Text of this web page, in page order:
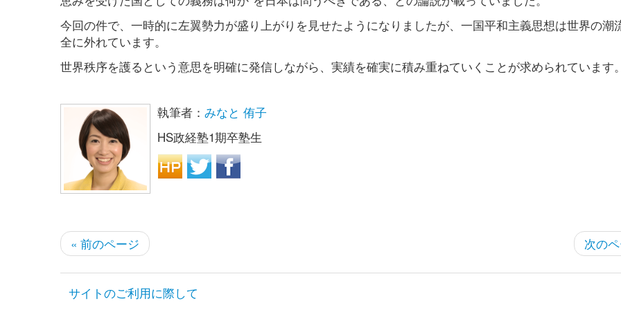
今回の件で、一時的に左翼勢力が盛り上がりを見せたようになりましたが、一国平和主義思想は世界の潮
全に外れています。
世界秩序を護るという意思を明確に発信しながら、実績を確実に積み重ねていくことが求められています。
執筆者： みなと 侑子
HS政経塾1期卒塾生
« 前のページ 次の
サイトのご利用に際して